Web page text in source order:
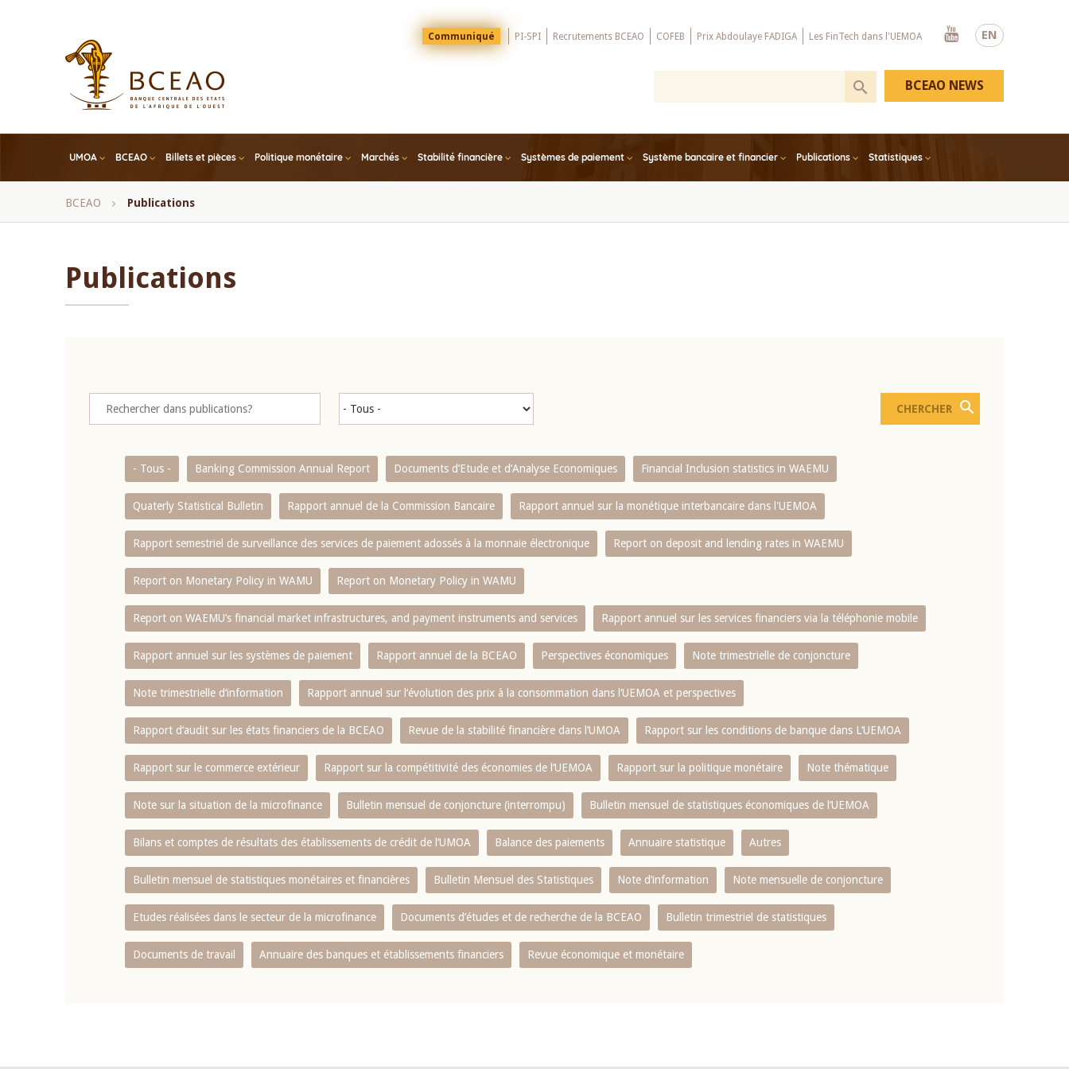
EN
Menu
Top
Communiqué PI-SPI Recrutements BCEAO COFEB Prix Abdoulaye FADIGA Les FinTech dans l'UEMOA
Youtube
UMOA BCEAO Billets et pièces Politique monétaire Marchés Stabilité financière Systèmes de paiement Système bancaire et financier Publications Statistiques
BCEAO NEWS
Fil
BCEAO Publications
Publications
- Tous - Banking Commission Annual Report Documents d’Etude et d’Analyse Economiques Financial Inclusion statistics in WAEMU
Quaterly Statistical Bulletin Rapport annuel de la Commission Bancaire Rapport annuel sur la monétique interbancaire dans l'UEMOA
Rapport semestriel de surveillance des services de paiement adossés à la monnaie électronique Report on deposit and lending rates in WAEMU
Report on Monetary Policy in WAMU Report on Monetary Policy in WAMU
Report on WAEMU’s financial market infrastructures, and payment instruments and services Rapport annuel sur les services financiers via la téléphonie mobile
Rapport annuel sur les systèmes de paiement Rapport annuel de la BCEAO Perspectives économiques Note trimestrielle de conjoncture
Note trimestrielle d‘information Rapport annuel sur l‘évolution des prix à la consommation dans l‘UEMOA et perspectives
Rapport d‘audit sur les états financiers de la BCEAO Revue de la stabilité financière dans l‘UMOA Rapport sur les conditions de banque dans L‘UEMOA
Rapport sur le commerce extérieur Rapport sur la compétitivité des économies de l‘UEMOA Rapport sur la politique monétaire Note thématique
Note sur la situation de la microfinance Bulletin mensuel de conjoncture (interrompu) Bulletin mensuel de statistiques économiques de l‘UEMOA
Bilans et comptes de résultats des établissements de crédit de l‘UMOA Balance des paiements Annuaire statistique Autres
Bulletin mensuel de statistiques monétaires et financières Bulletin Mensuel des Statistiques Note d’information Note mensuelle de conjoncture
Etudes réalisées dans le secteur de la microfinance Documents d’études et de recherche de la BCEAO Bulletin trimestriel de statistiques
Documents de travail Annuaire des banques et établissements financiers Revue économique et monétaire